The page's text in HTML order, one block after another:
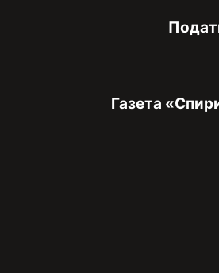
Газета